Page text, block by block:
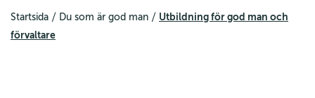
Startsida / Du som är god man / Utbildning för god man och
förvaltare